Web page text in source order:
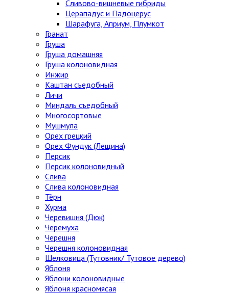
Сливово-вишневые гибриды
Церападус и Падоцерус
Шарафуга, Априум, Плумкот
Гранат
Груша
Груша домашняя
Груша колоновидная
Инжир
Каштан съедобный
Личи
Миндаль съедобный
Многосортовые
Мушмула
Орех грецкий
Орех Фундук (Лещина)
Персик
Персик колоновидный
Слива
Слива колоновидная
Тёрн
Хурма
Черевишня (Дюк)
Черемуха
Черешня
Черешня колоновидная
Шелковица (Тутовник/ Тутовое дерево)
Яблоня
Яблони колоновидные
Яблоня красномясая